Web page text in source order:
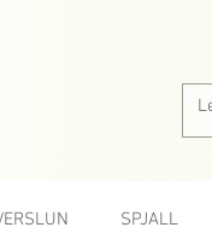
SPJALL